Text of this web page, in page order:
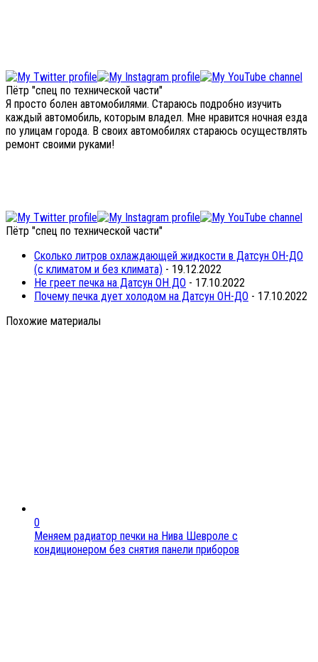
Пётр "спец по технической части"
Я просто болен автомобилями. Стараюсь подробно изучить
каждый автомобиль, которым владел. Мне нравится ночная езда
по улицам города. В своих автомобилях стараюсь осуществлять
ремонт своими руками!
Пётр "спец по технической части"
Сколько литров охлаждающей жидкости в Датсун ОН-ДО
(с климатом и без климата) - 19.12.2022
Не греет печка на Датсун ОН ДО - 17.10.2022
Почему печка дует холодом на Датсун ОН-ДО - 17.10.2022
Похожие материалы
0
Меняем радиатор печки на Нива Шевроле с
кондиционером без снятия панели приборов